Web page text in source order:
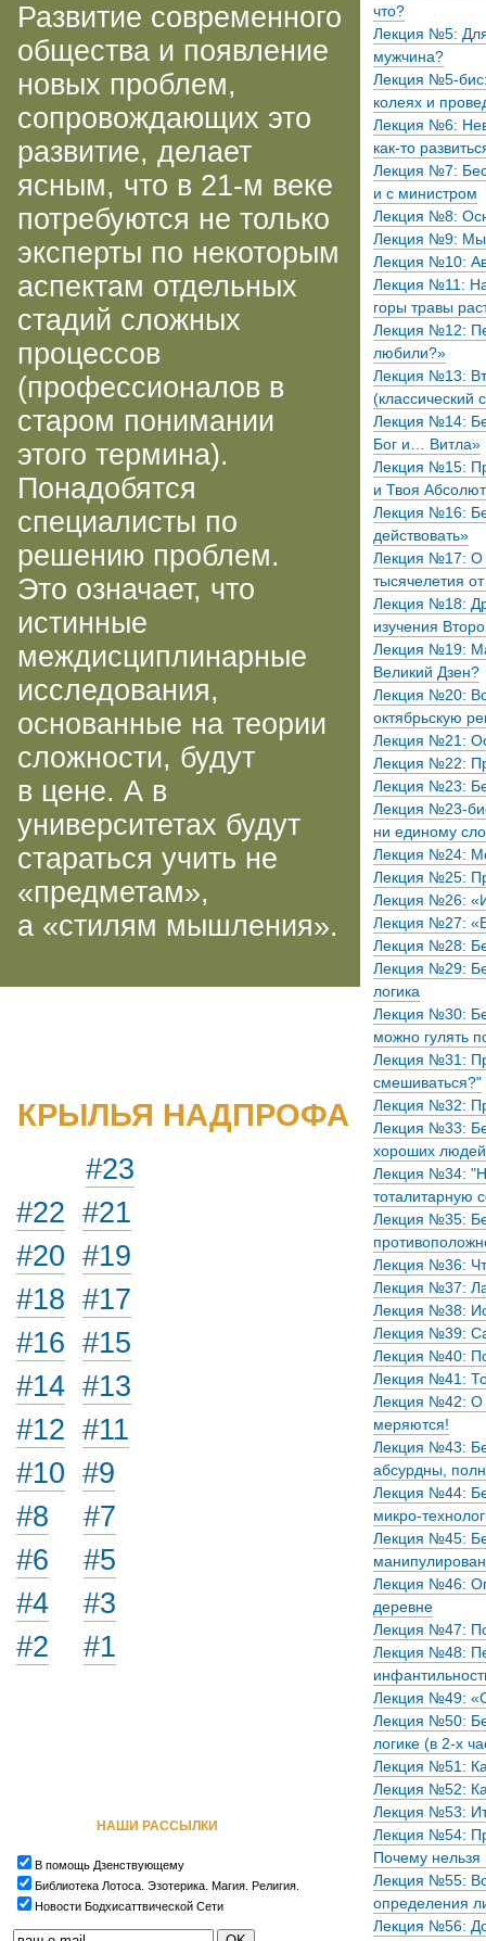
Развитие современного
общества и появление
новых проблем,
сопровождающих это
развитие, делает
ясным, что в 21-м веке
потребуются не только
эксперты по некоторым
аспектам отдельных
стадий сложных
процессов
(профессионалов в
старом понимании
этого термина).
Понадобятся
специалисты по
решению проблем.
Это означает, что
истинные
междисциплинарные
исследования,
основанные на теории
сложности, будут
в цене. А в
университетах будут
стараться учить не
«предметам»,
а «стилям мышления».
КРЫЛЬЯ НАДПРОФА
#23
#22 #21
#20 #19
#18 #17
#16 #15
#14 #13
#12 #11
#10 #9
#8
#7
#6
#5
#4
#3
#2
#1
НАШИ РАССЫЛКИ
В помощь Дзенствующему
Библиотека Лотоса. Эзотерика. Магия. Религия.
Новости Бодхисаттвической Сети
что?
Лекция №5:
мужчина?
Лекция №5-
колеях и
Лекция №6:
как-то
Лекция №7:
и с министром
Лекция №8:
Лекция №9: Мы
Лекция №10:
Лекция №11:
горы травы
Лекция №12:
любили?»
Лекция №13:
(классический
Лекция №14:
Бог и… Витла»
Лекция №15:
и Твоя
Лекция №16:
действовать»
Лекция №17: О
тысячелетия
Лекция №18:
изучения
Лекция №19:
Великий Дзен?
Лекция №20:
октябрьскую
Лекция №21:
Лекция №22:
Лекция №23:
Лекция №23-
ни единому
Лекция №24:
Лекция №25:
Лекция №26:
Лекция №27:
Лекция №28:
Лекция №29:
логика
Лекция №30:
можно гулять
Лекция №31:
смешиваться?"
Лекция №32:
Лекция №33:
хороших
Лекция №34:
тоталитарную
Лекция №35:
Лекция №36:
Лекция №37:
Лекция №38:
Лекция №39:
Лекция №40:
Лекция №41:
Лекция №42: О
меряются!
Лекция №43:
абсурдны,
Лекция №44:
микро-
Лекция №45:
Лекция №46:
деревне
Лекция №47:
Лекция №48:
Лекция №49:
Лекция №50:
логике (в 2-х
Лекция №51:
Лекция №52:
Лекция №53:
Лекция №54:
Почему нельзя
Лекция №55:
определения
Лекция №56: